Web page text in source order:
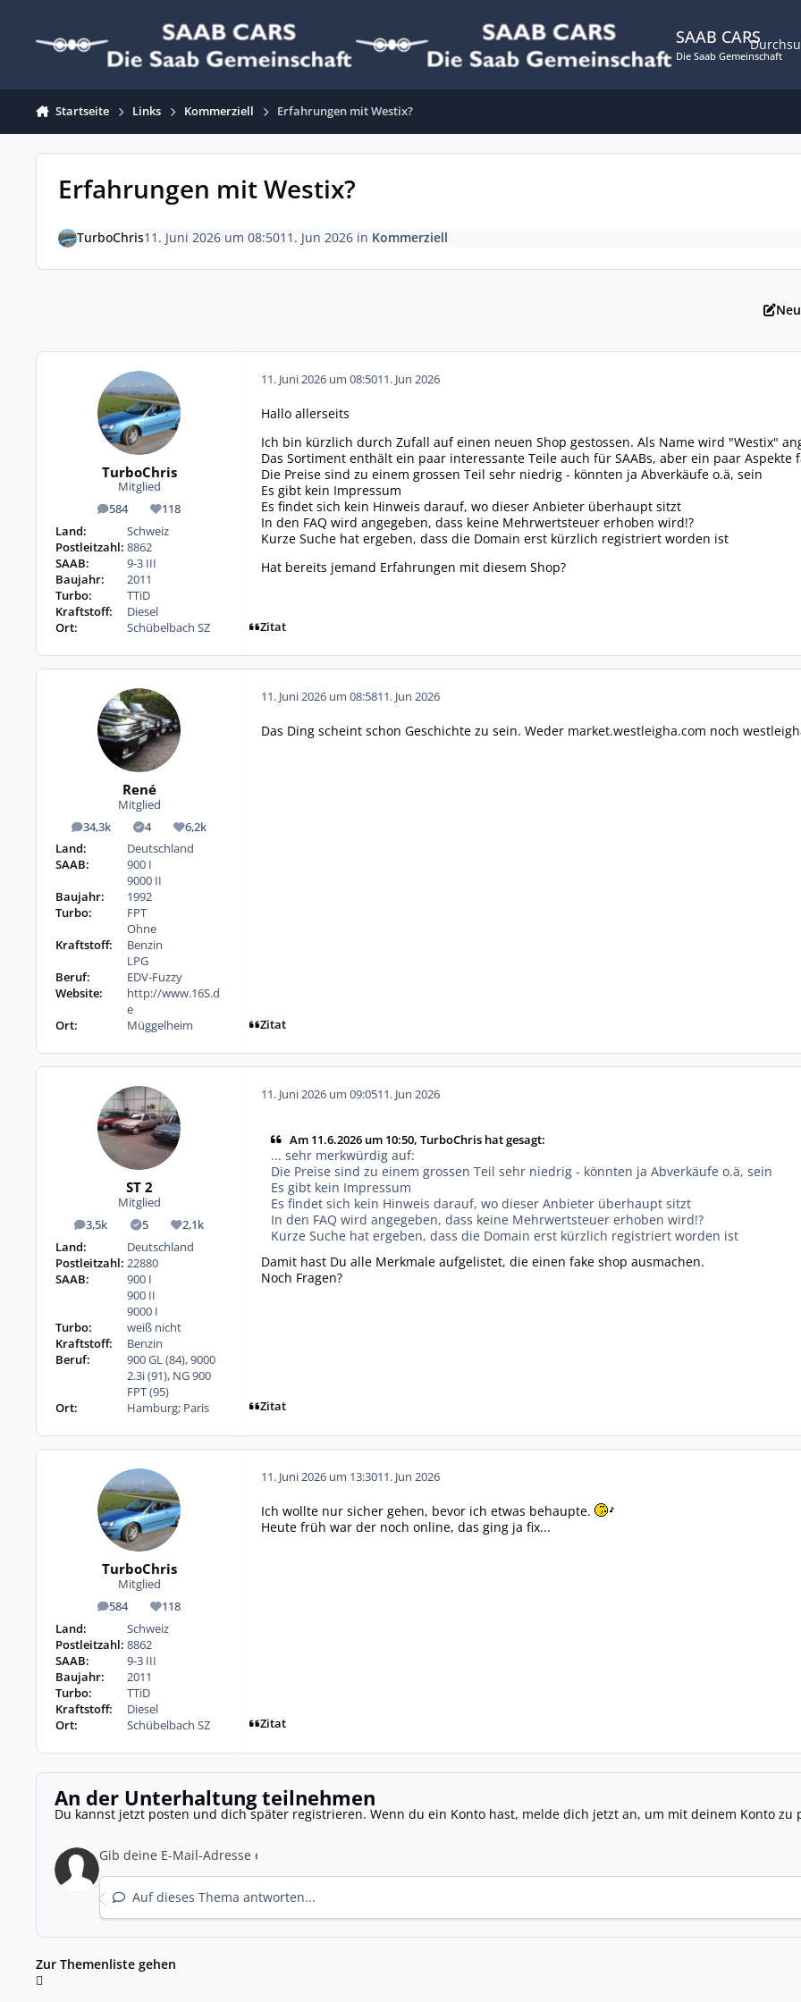
SAAB CARS
Die Saab Gemeinschaft
Startseite Links Kommerziell Erfahrungen mit Westix?
Erfahrungen mit Westix?
TurboChris11. Juni 2026 um 08:5011. Jun 2026in Kommerziell
TurboChris
Mitglied
584
Beiträge 118
Reputation
Land:
Schweiz
Postleitzahl: 8862
SAAB:
9-3 III
Baujahr:
2011
Turbo:
TTiD
Kraftstoff:
Diesel
Ort:
Schübelbach SZ
11. Juni 2026 um 08:5011. Jun 2026
Hallo allerseits
Ich bin kürzlich durch Zufall auf einen neuen Shop gestossen. Als Name wird "Westix"
Das Sortiment enthält ein paar interessante Teile auch für SAABs, aber ein paar
Die Preise sind zu einem grossen Teil sehr niedrig - könnten ja Abverkäufe o.ä, sein
Es gibt kein Impressum
Es findet sich kein Hinweis darauf, wo dieser Anbieter überhaupt sitzt
In den FAQ wird angegeben, dass keine Mehrwertsteuer erhoben wird!?
Kurze Suche hat ergeben, dass die Domain erst kürzlich registriert worden ist
Hat bereits jemand Erfahrungen mit diesem Shop?
Zitat
René
Mitglied
34,3k
Beiträge 4
Lösungen6,2k
Reputation
Land:
Deutschland
SAAB:
900 I
9000 II
Baujahr:
1992
Turbo:
FPT
Ohne
Kraftstoff:
Benzin
LPG
Beruf:
EDV-Fuzzy
Website:
http://www.16S.d
e
Ort:
Müggelheim
11. Juni 2026 um 08:5811. Jun 2026
Das Ding scheint schon Geschichte zu sein. Weder market.westleigha.com noch
Zitat
ST 2
Mitglied
3,5k
Beiträge 5
Lösungen2,1k
Reputation
Land:
Deutschland
Postleitzahl: 22880
SAAB:
900 I
900 II
9000 I
Turbo:
weiß nicht
Kraftstoff:
Benzin
Beruf:
900 GL (84), 9000
2.3i (91), NG 900
FPT (95)
Ort:
Hamburg; Paris
11. Juni 2026 um 09:0511. Jun 2026
Am 11.6.2026 um 10:50, TurboChris hat gesagt:
... sehr merkwürdig auf:
Die Preise sind zu einem grossen Teil sehr niedrig - könnten ja Abverkäufe o.ä, sein
Es gibt kein Impressum
Es findet sich kein Hinweis darauf, wo dieser Anbieter überhaupt sitzt
In den FAQ wird angegeben, dass keine Mehrwertsteuer erhoben wird!?
Kurze Suche hat ergeben, dass die Domain erst kürzlich registriert worden ist
Damit hast Du alle Merkmale aufgelistet, die einen fake shop ausmachen.
Noch Fragen?
Zitat
TurboChris
Mitglied
584
Beiträge 118
Reputation
Land:
Schweiz
Postleitzahl: 8862
SAAB:
9-3 III
Baujahr:
2011
Turbo:
TTiD
Kraftstoff:
Diesel
Ort:
Schübelbach SZ
11. Juni 2026 um 13:3011. Jun 2026
Ich wollte nur sicher gehen, bevor ich etwas behaupte.
Heute früh war der noch online, das ging ja fix...
Zitat
An der Unterhaltung teilnehmen
Du kannst jetzt posten und dich später registrieren. Wenn du ein Konto hast, melde dich jetzt an, um mit deinem Konto zu
Auf dieses Thema antworten...
Zur Themenliste gehen